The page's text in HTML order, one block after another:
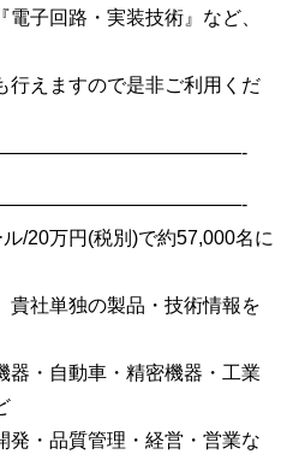
電子回路・実装技術』など、
行えますので是非ご利用くだ
/20万円(税別)で約57,000名に
社単独の製品・技術情報を
器・自動車・精密機器・工業
発・品質管理・経営・営業な